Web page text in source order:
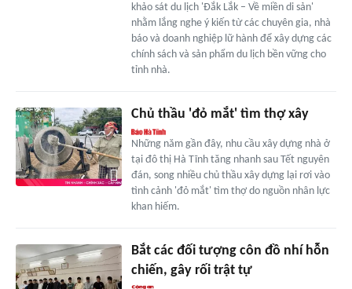
khảo sát du lịch 'Đắk Lắk – Về miền di sản'
nhằm lắng nghe ý kiến từ các chuyên gia, nhà
báo và doanh nghiệp lữ hành để xây dựng các
chính sách và sản phẩm du lịch bền vững cho
tỉnh nhà.
Chủ thầu 'đỏ mắt' tìm thợ xây
Những năm gần đây, nhu cầu xây dựng nhà ở
tại đô thị Hà Tĩnh tăng nhanh sau Tết nguyên
đán, song nhiều chủ thầu xây dựng lại rơi vào
tình cảnh 'đỏ mắt' tìm thợ do nguồn nhân lực
khan hiếm.
Bắt các đối tượng côn đồ nhí hỗn
chiến, gây rối trật tự